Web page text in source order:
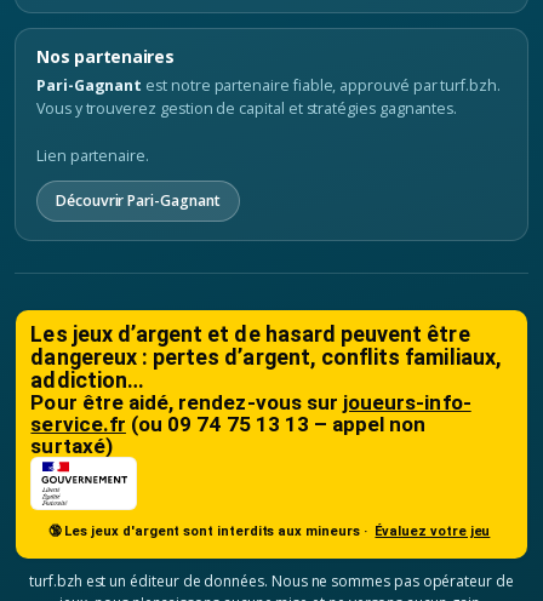
Nos partenaires
Pari-Gagnant est notre partenaire fiable, approuvé par turf.bzh.
Vous y trouverez gestion de capital et stratégies gagnantes.
Lien partenaire.
Découvrir Pari-Gagnant
Les jeux d’argent et de hasard peuvent être
dangereux : pertes d’argent, conflits familiaux,
addiction…
Pour être aidé, rendez-vous sur joueurs-info-
service.fr (ou 09 74 75 13 13 – appel non
surtaxé)
🔞 Les jeux d'argent sont interdits aux mineurs · Évaluez votre jeu
turf.bzh est un éditeur de données. Nous ne sommes pas opérateur de